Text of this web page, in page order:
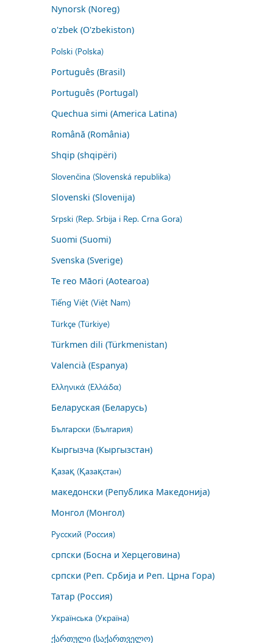
Nynorsk (Noreg)
o'zbek (O'zbekiston)
Polski (Polska)
Português (Brasil)
Português (Portugal)
Quechua simi (America Latina)
Română (România)
Shqip (shqipëri)
Slovenčina (Slovenská republika)
Slovenski (Slovenija)
Srpski (Rep. Srbija i Rep. Crna Gora)
Suomi (Suomi)
Svenska (Sverige)
Te reo Māori (Aotearoa)
Tiếng Việt (Việt Nam)
Türkçe (Türkiye)
Türkmen dili (Türkmenistan)
Valencià (Espanya)
Ελληνικά (Ελλάδα)
Беларуская (Беларусь)
Български (България)
Кыргызча (Кыргызстан)
Қазақ (Қазақстан)
македонски (Република Македонија)
Монгол (Монгол)
Русский (Россия)
српски (Босна и Херцеговина)
српски (Реп. Србија и Реп. Црна Гора)
Татар (Россия)
Українська (Україна)
ქართული (საქართველო)